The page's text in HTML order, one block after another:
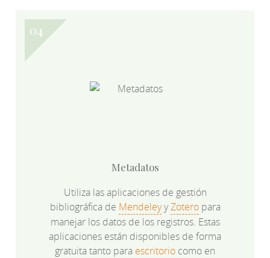
Metadatos
Utiliza las aplicaciones de gestión
bibliográfica de MendeleyyZoteropara
manejar los datos de los registros. Estas
aplicaciones están disponibles de forma
gratuita tanto para escritorio como en